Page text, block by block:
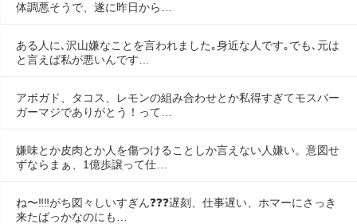
体調悪そうで、遂に昨日から…
ある人に､沢山嫌なことを言われました｡身近な人です｡でも､元は
と言えば私が悪いんです…
アボガド、タコス、レモンの組み合わせとか私得すぎてモスバー
ガーマジでありがとう！って…
嫌味とか皮肉とか人を傷つけることしか言えない人嫌い。意図せ
ずならまぁ、1億歩譲って仕…
ね〜‼️‼️がち図々しいすぎん❓❓❓遅刻、仕事遅い、ホマーにさっき
来たばっかなのにも…